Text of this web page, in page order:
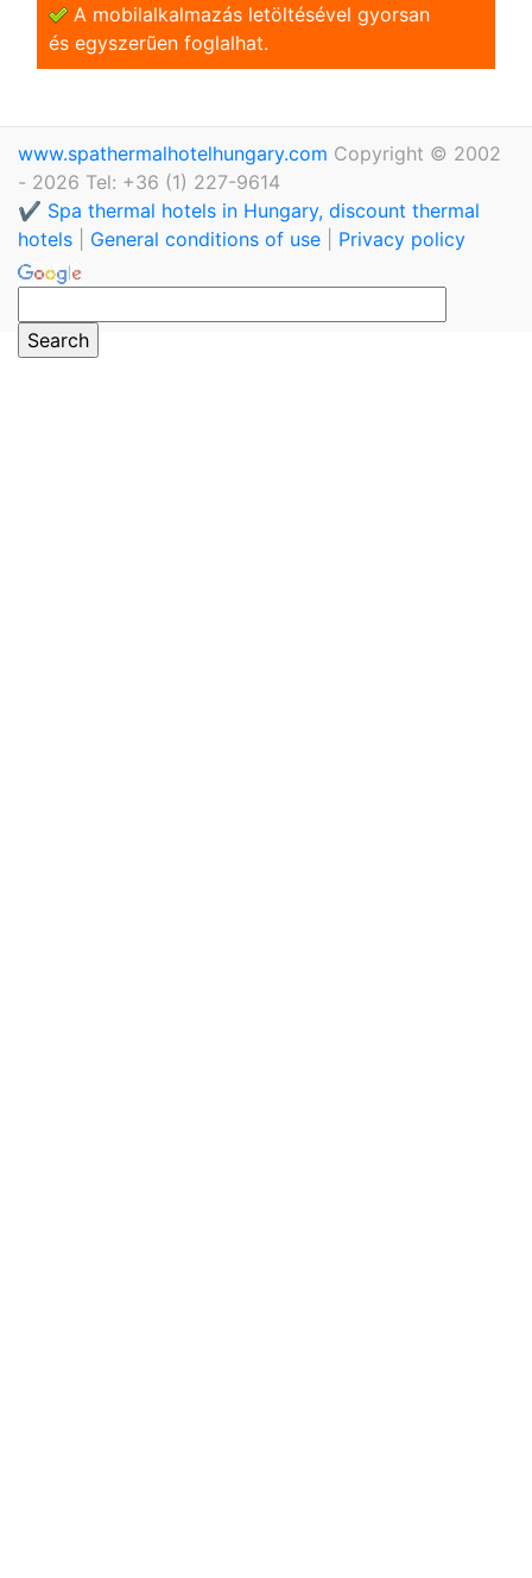
A mobilalkalmazás letöltésével gyorsan
és egyszerũen foglalhat.
www.spathermalhotelhungary.com Copyright © 2002
- 2026 Tel: +36 (1) 227-9614
✔️ Spa thermal hotels in Hungary, discount thermal
hotels
General conditions of use Privacy policy